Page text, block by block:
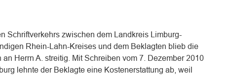
Schriftverkehrs zwischen dem Landkreis Limburg-
Rhein-Lahn-Kreises und dem Beklagten blieb die
Herrn A. streitig. Mit Schreiben vom 7. Dezember 2010
lehnte der Beklagte eine Kostenerstattung ab, weil